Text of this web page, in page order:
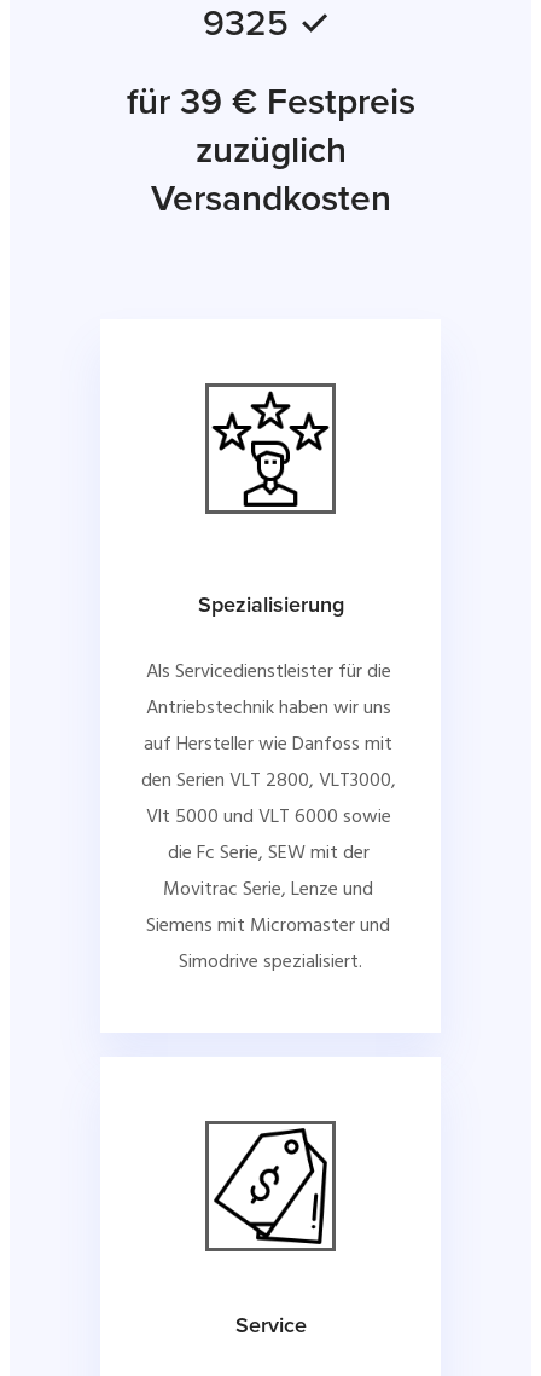
9325 ✓
für 39 € Festpreis
zuzüglich
Versandkosten
Spezialisierung
Als Servicedienstleister für die
Antriebstechnik haben wir uns
auf Hersteller wie Danfoss mit
den Serien VLT 2800, VLT3000,
Vlt 5000 und VLT 6000 sowie
die Fc Serie, SEW mit der
Movitrac Serie, Lenze und
Siemens mit Micromaster und
Simodrive spezialisiert.
Service